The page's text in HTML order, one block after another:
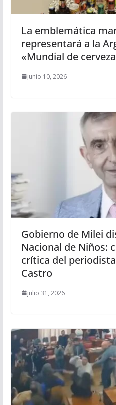
La emblemática
representará a la
«Mundial de
junio 10, 2026
Gobierno de Milei
Nacional de Niños:
crítica del
Castro
julio 31, 2026